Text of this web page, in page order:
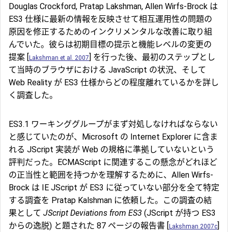
Douglas Crockford, Pratap Lakshman, Allen Wirfs-Brock は
ES3 仕様に最新の情報を反映させて相互運用性の問題の
原因を修正するためのインクリメンタルな改善に取り組
んでいた。彼らは初期目標の提示と機能レベルの変更の
提案 [Lakshman et al. 2007] を行った後、最初のステップとし
て当時のブラウザにおける JavaScript の状況、そして
Web Reality が ES3 仕様からどの程度離れているかを詳し
く調査した。
ES3.1 ワーキンググループがまず対処しなければならない
と感じていたのが、Microsoft の Internet Explorer に含ま
れる JScript 実装が Web の規格に準拠していないという
評判だった。ECMAScript に関連するこの懸念がどれほど
の正当性と範囲を持つかを理解するために、Allen Wirfs-
Brock は IE JScript が ES3 に従っていない部分を全て特定
する調査を Pratap Kalshman に依頼した。この調査の結
果として JScript Deviations from ES3 (JScript が持つ ES3
からの逸脱) と題された 87 ページの報告書 [Lakshman 2007c]